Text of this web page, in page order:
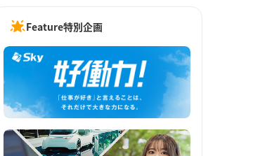
Feature特別企画